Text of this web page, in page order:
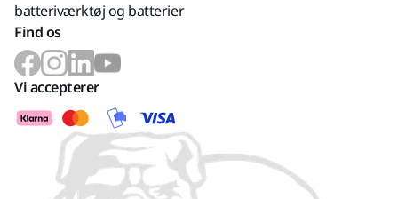
batteriværktøj og batterier
Find os
Vi accepterer